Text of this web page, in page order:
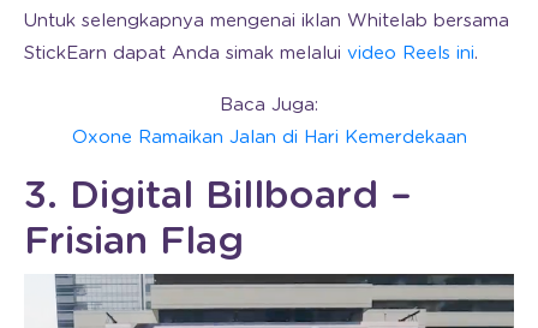
Untuk selengkapnya mengenai iklan Whitelab bersama
StickEarn dapat Anda simak melalui video Reels ini.
Baca Juga:
Oxone Ramaikan Jalan di Hari Kemerdekaan
3. Digital Billboard –
Frisian Flag